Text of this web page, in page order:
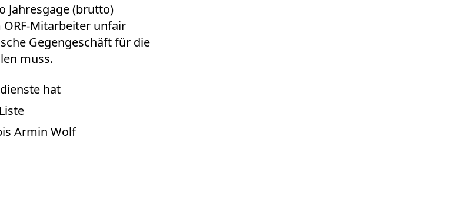
Jahresgage (brutto)
Mitarbeiter unfair
Gegengeschäft für die
muss.
hat
Armin Wolf